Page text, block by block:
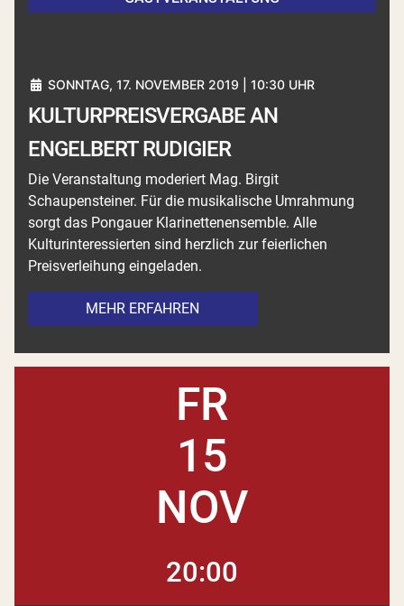
SONNTAG, 17. NOVEMBER 2019 | 10:30 UHR
KULTURPREISVERGABE AN
ENGELBERT RUDIGIER
Die Veranstaltung moderiert Mag. Birgit
Schaupensteiner. Für die musikalische Umrahmung
sorgt das Pongauer Klarinettenensemble. Alle
Kulturinteressierten sind herzlich zur feierlichen
Preisverleihung eingeladen.
MEHR ERFAHREN
FR
15
NOV
20:00